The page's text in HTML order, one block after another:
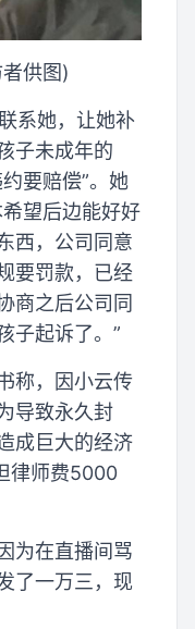
供图)
系她，让她补
子未成年的
要赔偿”。她
望后边能好好
西，公司同意
要罚款，已经
商之后公司同
子起诉了。”
称，因小云传
导致永久封
成巨大的经济
律师费5000
为在直播间骂
了一万三，现